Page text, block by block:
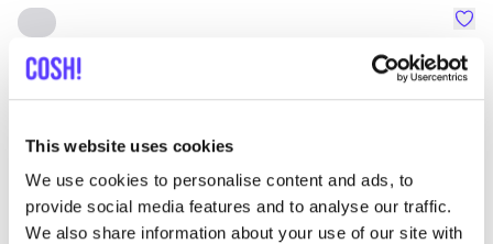
This website uses cookies
We use cookies to personalise content and ads, to
provide social media features and to analyse our traffic.
We also share information about your use of our site with
Element